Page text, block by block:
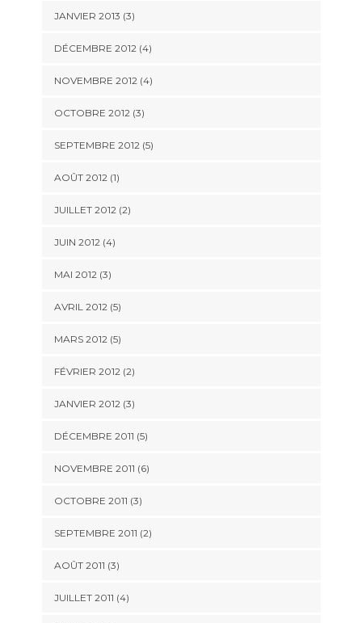
JANVIER 2013 (3)
DÉCEMBRE 2012(4)
NOVEMBRE 2012(4)
OCTOBRE 2012(3)
SEPTEMBRE 2012(5)
AOÛT 2012(1)
JUILLET 2012(2)
JUIN 2012(4)
MAI 2012(3)
AVRIL 2012(5)
MARS 2012(5)
FÉVRIER 2012(2)
JANVIER 2012(3)
DÉCEMBRE 2011 (5)
NOVEMBRE 2011 (6)
OCTOBRE 2011 (3)
SEPTEMBRE 2011 (2)
AOÛT 2011 (3)
JUILLET 2011 (4)